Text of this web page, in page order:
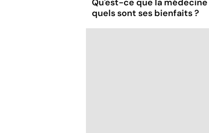
Qu'est-ce que la
quels sont ses bienfaits ?